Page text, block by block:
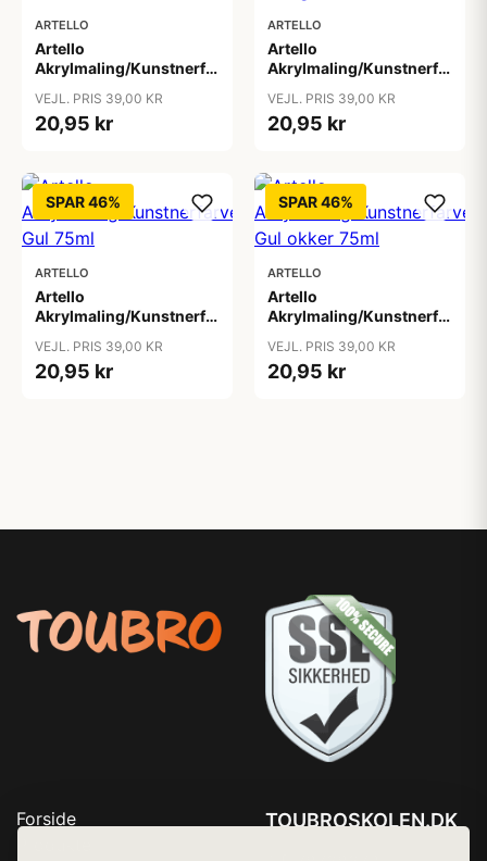
ARTELLO
Artello
Akrylmaling/Kunstnerfarve
VEJL. PRIS 39,00 KR
20,95 kr
ARTELLO
Artello
Akrylmaling/Kunstnerfarve
VEJL. PRIS 39,00 KR
20,95 kr
SPAR 46%
ARTELLO
Artello
Akrylmaling/Kunstnerfarve
VEJL. PRIS 39,00 KR
20,95 kr
SPAR 46%
ARTELLO
Artello
Akrylmaling/Kunstnerfarve
VEJL. PRIS 39,00 KR
20,95 kr
Forside
TOUBROSKOLEN.DK